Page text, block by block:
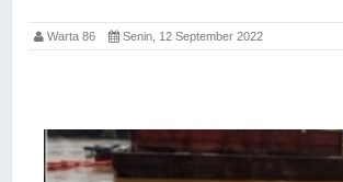
Warta 86 Senin, 12 September 2022